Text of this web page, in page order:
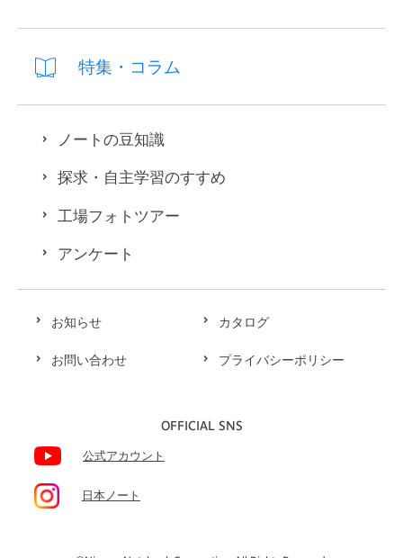
お知らせ カタログ
お問い合わせ プライバシーポリシー
OFFICIAL SNS
公式アカウント
日本ノート
特集・コラム
ノートの豆知識
探求・自主学習のすすめ
工場フォトツアー
アンケート